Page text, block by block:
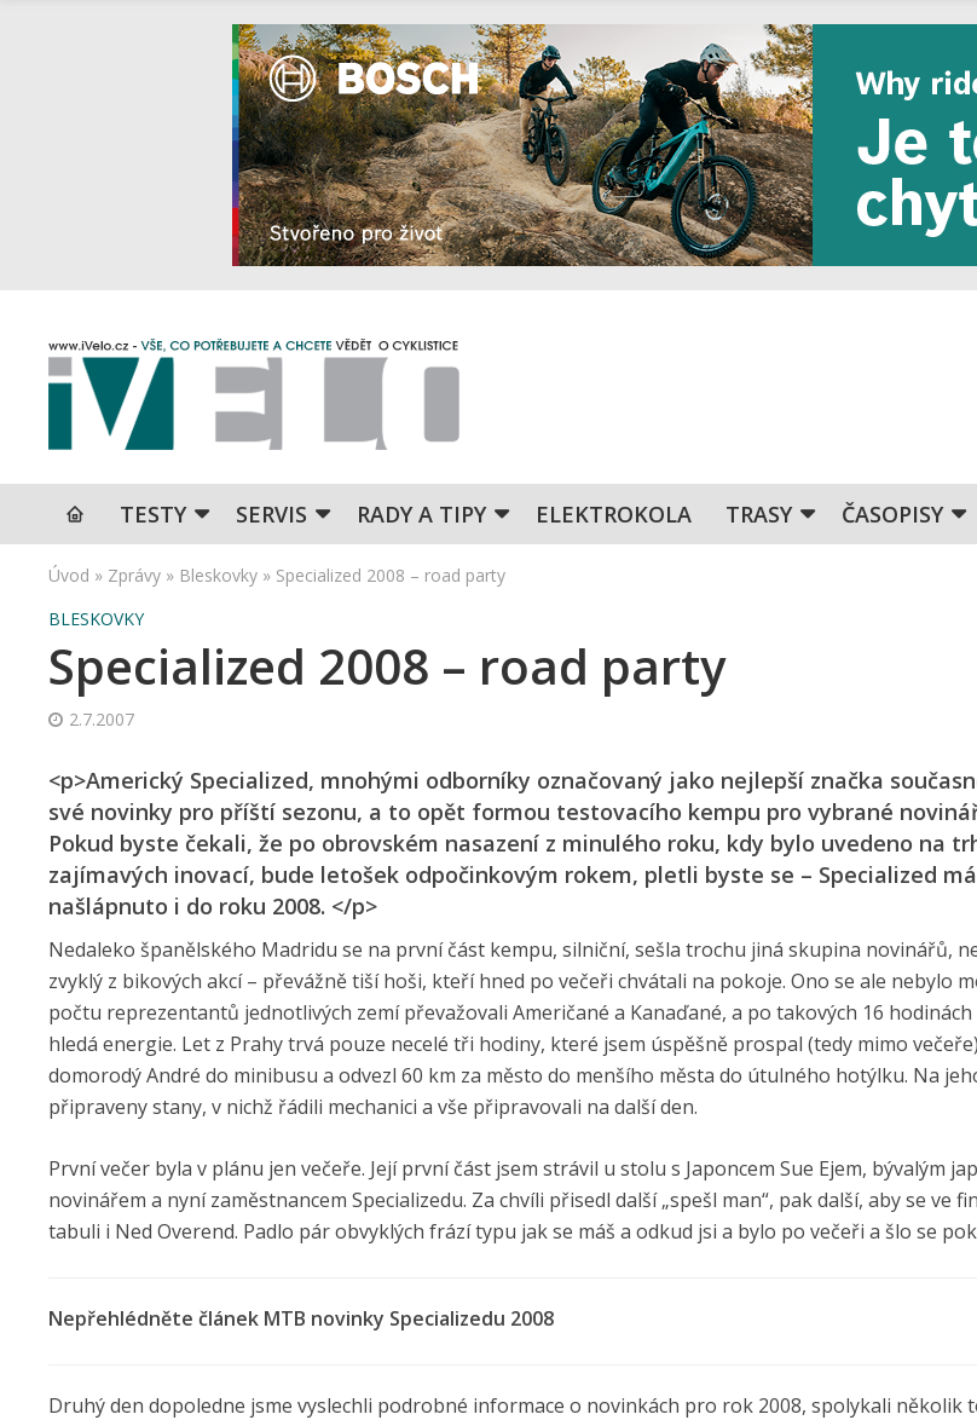
TESTY SERVIS RADY A TIPY ELEKTROKOLA TRASY ČASOPISY
Úvod » Zprávy » Bleskovky » Specialized 2008 – road party
BLESKOVKY
Specialized 2008 – road party
2.7.2007
<p>Americký Specialized, mnohými odborníky označovaný jako nejlepší značka
své novinky pro příští sezonu, a to opět formou testovacího kempu pro vybrané
Pokud byste čekali, že po obrovském nasazení z minulého roku, kdy bylo uvedeno na
zajímavých inovací, bude letošek odpočinkovým rokem, pletli byste se – Specialized
našlápnuto i do roku 2008. </p>
Nedaleko španělského Madridu se na první část kempu, silniční, sešla trochu jiná skupina novinářů,
zvyklý z bikových akcí – převážně tiší hoši, kteří hned po večeři chvátali na pokoje. Ono se ale nebylo
počtu reprezentantů jednotlivých zemí převažovali Američané a Kanaďané, a po takových 16
hledá energie. Let z Prahy trvá pouze necelé tři hodiny, které jsem úspěšně prospal (tedy mimo
domorodý André do minibusu a odvezl 60 km za město do menšího města do útulného hotýlku. Na
připraveny stany, v nichž řádili mechanici a vše připravovali na další den.
První večer byla v plánu jen večeře. Její první část jsem strávil u stolu s Japoncem Sue Ejem, bývalým
novinářem a nyní zaměstnancem Specializedu. Za chvíli přisedl další „spešl man“, pak další, aby se ve
tabuli i Ned Overend. Padlo pár obvyklých frází typu jak se máš a odkud jsi a bylo po večeři a šlo se
Nepřehlédněte článek MTB novinky Specializedu 2008
Druhý den dopoledne jsme vyslechli podrobné informace o novinkách pro rok 2008, spolykali několik